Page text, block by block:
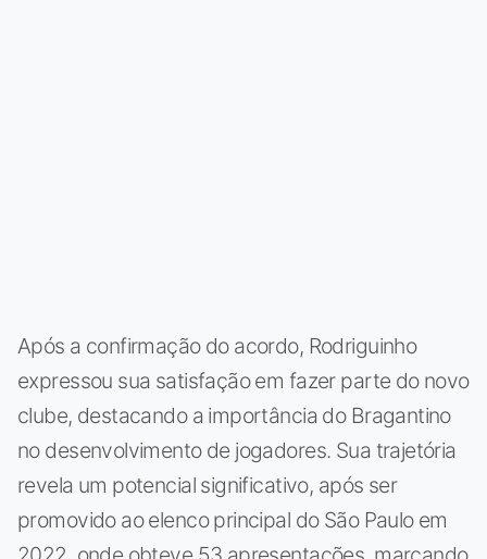
Após a confirmação do acordo, Rodriguinho
expressou sua satisfação em fazer parte do novo
clube, destacando a importância do Bragantino
no desenvolvimento de jogadores. Sua trajetória
revela um potencial significativo, após ser
promovido ao elenco principal do São Paulo em